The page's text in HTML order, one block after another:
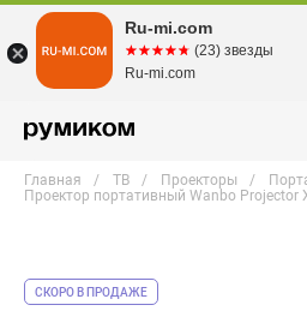
Главная ТВ Проекторы
Проектор портативный Wanbo Projector
СКОРО В ПРОДАЖЕ
Ru-mi.com
☆☆☆☆☆
★★★★★ (23) звезды
Ru-mi.com